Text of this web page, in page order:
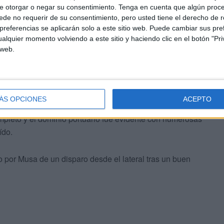
otorgar o negar su consentimiento. Tenga en cuenta que algún
no requerir de su consentimiento, pero usted tiene el derecho de
se aplicarán solo a este sitio web. Puede cambiar sus
momento volviendo a este sitio y haciendo clic en el botón
OPCIONES ACEPTO
pero un defensa rechazó el lanzamiento que se
por Roberto de un fuerte disparo lejano.
de Luis Jiménez que aprovechó desde el
y el dominio portuario fue evidente con numerosas
Musa de un disparo desde el lateral tras un buen